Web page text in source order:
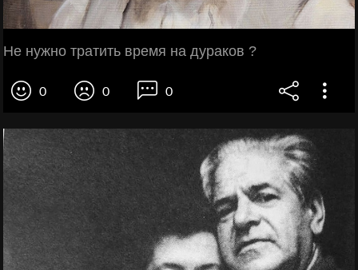
Не нужно тратить время на дураков ?
0 0 0